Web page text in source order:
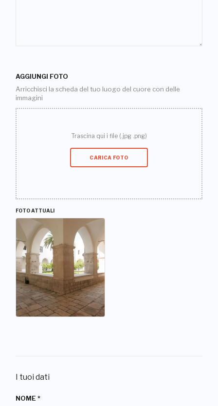
AGGIUNGI FOTO
Arricchisci la scheda del tuo luogo del cuore con delle
immagini
Trascina qui i file (.jpg .png)
CARICA FOTO
FOTO ATTUALI
I tuoi dati
NOME *